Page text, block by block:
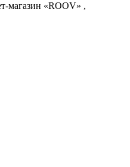
магазин «ROOV» ,